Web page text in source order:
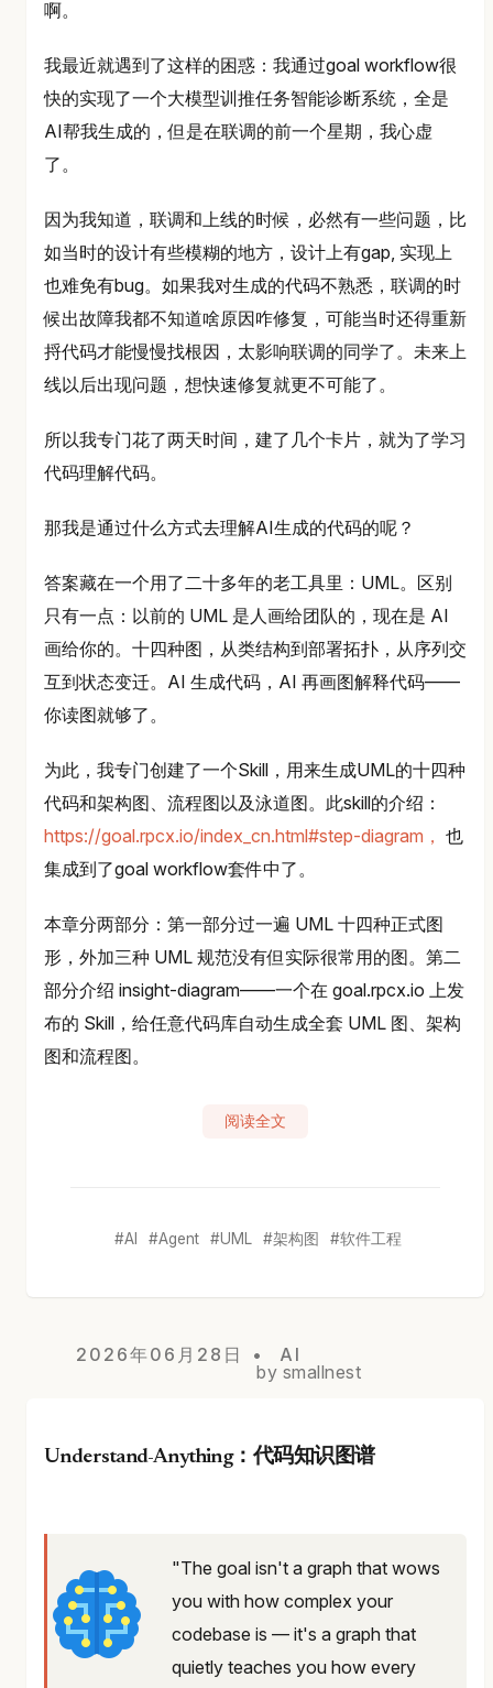
啊。
我最近就遇到了这样的困惑：我通过goal workflow很
快的实现了一个大模型训推任务智能诊断系统，全是
AI帮我生成的，但是在联调的前一个星期，我心虚
了。
因为我知道，联调和上线的时候，必然有一些问题，比
如当时的设计有些模糊的地方，设计上有gap, 实现上
也难免有bug。如果我对生成的代码不熟悉，联调的时
候出故障我都不知道啥原因咋修复，可能当时还得重新
捋代码才能慢慢找根因，太影响联调的同学了。未来上
线以后出现问题，想快速修复就更不可能了。
所以我专门花了两天时间，建了几个卡片，就为了学习
代码理解代码。
那我是通过什么方式去理解AI生成的代码的呢？
答案藏在一个用了二十多年的老工具里：UML。区别
只有一点：以前的 UML 是人画给团队的，现在是 AI
画给你的。十四种图，从类结构到部署拓扑，从序列交
互到状态变迁。AI 生成代码，AI 再画图解释代码——
你读图就够了。
为此，我专门创建了一个Skill，用来生成UML的十四种
代码和架构图、流程图以及泳道图。此skill的介绍：
https://goal.rpcx.io/index_cn.html#step-diagram， 也
集成到了goal workflow套件中了。
本章分两部分：第一部分过一遍 UML 十四种正式图
形，外加三种 UML 规范没有但实际很常用的图。第二
部分介绍 insight-diagram——一个在 goal.rpcx.io 上发
布的 Skill，给任意代码库自动生成全套 UML 图、架构
图和流程图。
阅读全文
AI Agent UML 架构图 软件工程
2026年06月28日
AI
by smallnest
Understand-Anything：代码知识图谱
"The goal isn't a graph that wows
you with how complex your
codebase is — it's a graph that
quietly teaches you how every